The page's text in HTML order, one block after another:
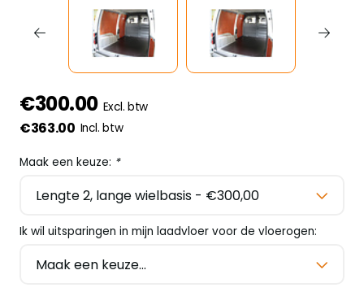
€300.00 Excl. btw
€363.00 Incl. btw
Maak een keuze: *
Ik wil uitsparingen in mijn laadvloer voor de vloerogen: